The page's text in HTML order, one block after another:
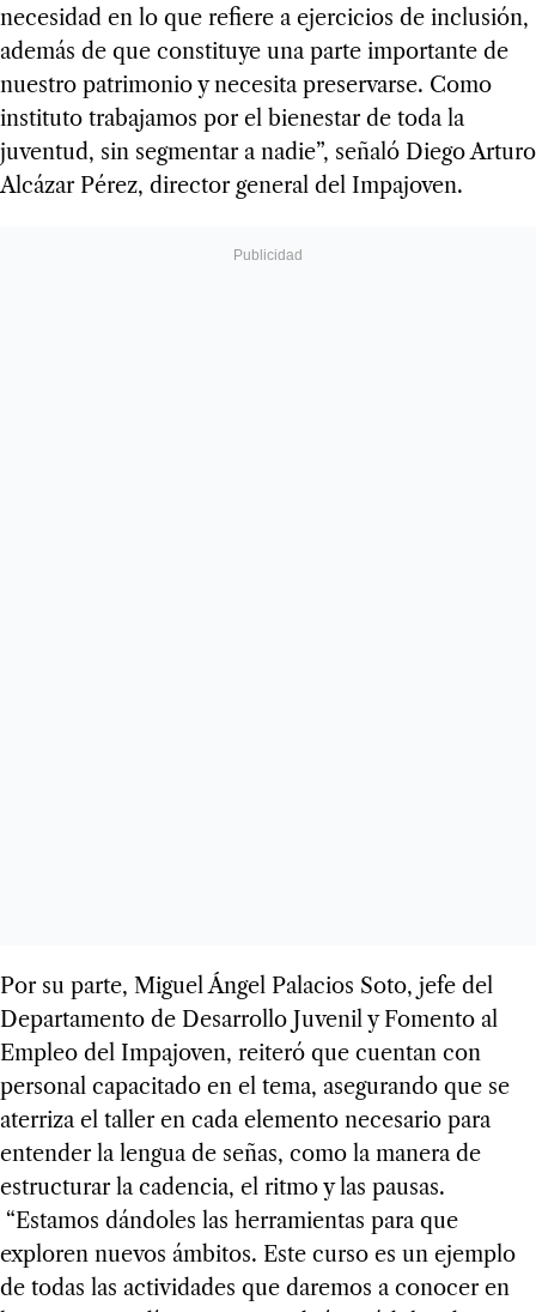
necesidad en lo que refiere a ejercicios de inclusión,
además de que constituye una parte importante de
nuestro patrimonio y necesita preservarse. Como
instituto trabajamos por el bienestar de toda la
juventud, sin segmentar a nadie”, señaló Diego Arturo
Alcázar Pérez, director general del Impajoven.
Por su parte, Miguel Ángel Palacios Soto, jefe del
Departamento de Desarrollo Juvenil y Fomento al
Empleo del Impajoven, reiteró que cuentan con
personal capacitado en el tema, asegurando que se
aterriza el taller en cada elemento necesario para
entender la lengua de señas, como la manera de
estructurar la cadencia, el ritmo y las pausas.
“Estamos dándoles las herramientas para que
exploren nuevos ámbitos. Este curso es un ejemplo
de todas las actividades que daremos a conocer en